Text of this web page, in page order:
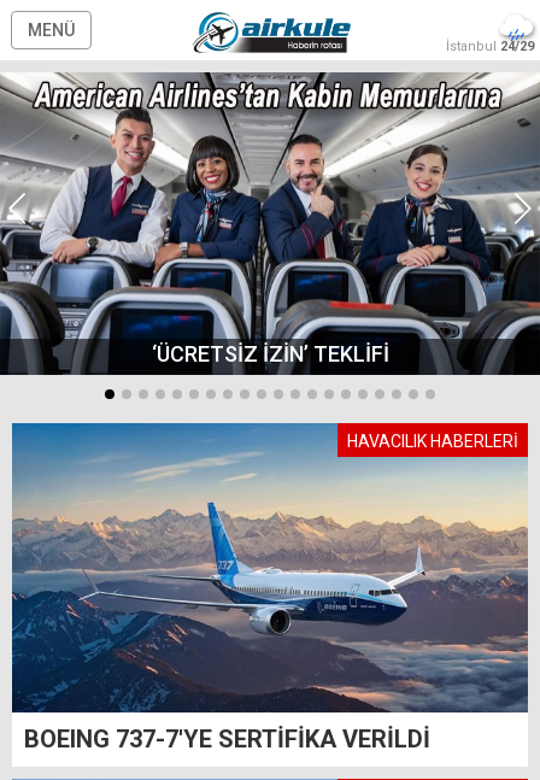
MENÜ
İstanbul 24/29
‘ÜCRETSİZ İZİN’ TEKLİFİ
HAVACILIK HABERLERİ
BOEING 737-7'YE SERTİFİKA VERİLDİ